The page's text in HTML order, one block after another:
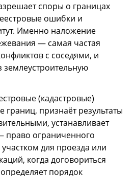
споры о границах
ошибки и
Именно наложение
— самая частая
с соседями, и
(кадастровые)
признаёт результаты
устанавливает
право ограниченного
для проезда или
когда договориться
порядок